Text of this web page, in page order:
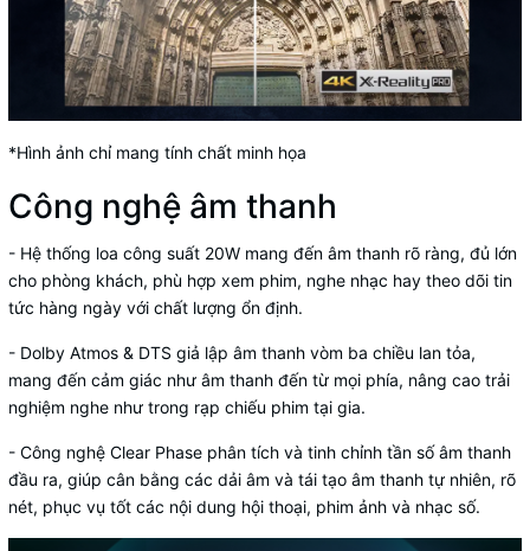
*Hình ảnh chỉ mang tính chất minh họa
Công nghệ âm thanh
- Hệ thống loa công suất 20W mang đến âm thanh rõ ràng, đủ lớn
cho phòng khách, phù hợp xem phim, nghe nhạc hay theo dõi tin
tức hàng ngày với chất lượng ổn định.
- Dolby Atmos & DTS giả lập âm thanh vòm ba chiều lan tỏa,
mang đến cảm giác như âm thanh đến từ mọi phía, nâng cao trải
nghiệm nghe như trong rạp chiếu phim tại gia.
- Công nghệ Clear Phase phân tích và tinh chỉnh tần số âm thanh
đầu ra, giúp cân bằng các dải âm và tái tạo âm thanh tự nhiên, rõ
nét, phục vụ tốt các nội dung hội thoại, phim ảnh và nhạc số.